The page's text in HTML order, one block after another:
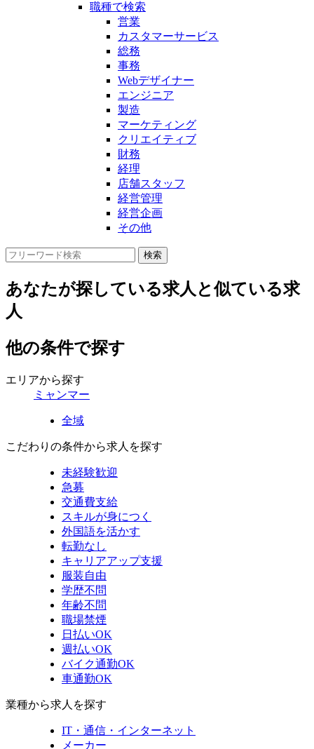
職種で検索
営業
カスタマーサービス
総務
事務
Webデザイナー
エンジニア
製造
マーケティング
クリエイティブ
財務
経理
店舗スタッフ
経営管理
経営企画
その他
あなたが探している求人と似ている求
人
他の条件で探す
エリアから探す
ミャンマー
全域
こだわりの条件から求人を探す
未経験歓迎
急募
交通費支給
スキルが身につく
外国語を活かす
転勤なし
キャリアアップ支援
服装自由
学歴不問
年齢不問
職場禁煙
日払いOK
週払いOK
バイク通勤OK
車通勤OK
業種から求人を探す
IT・通信・インターネット
メーカー